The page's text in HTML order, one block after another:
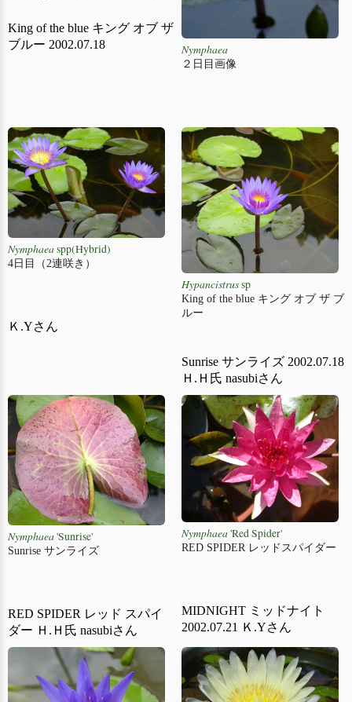
King of the blue キング オブ ザ
ブルー 2002.07.18
Nymphaea
２日目画像
Nymphaeaspp(Hybrid)
4日目（2連咲き）
Ｋ.Yさん
Hypancistrussp
King of the blue キング オブ ザ ブ
ルー
Sunrise サンライズ 2002.07.18
Ｈ.Ｈ氏 nasubiさん
Nymphaea'Sunrise'
Sunrise サンライズ
RED SPIDER レッド スパイ
ダー Ｈ.Ｈ氏 nasubiさん
Nymphaea'Red Spider'
RED SPIDER レッドスパイダー
MIDNIGHT ミッドナイト
2002.07.21 Ｋ.Yさん